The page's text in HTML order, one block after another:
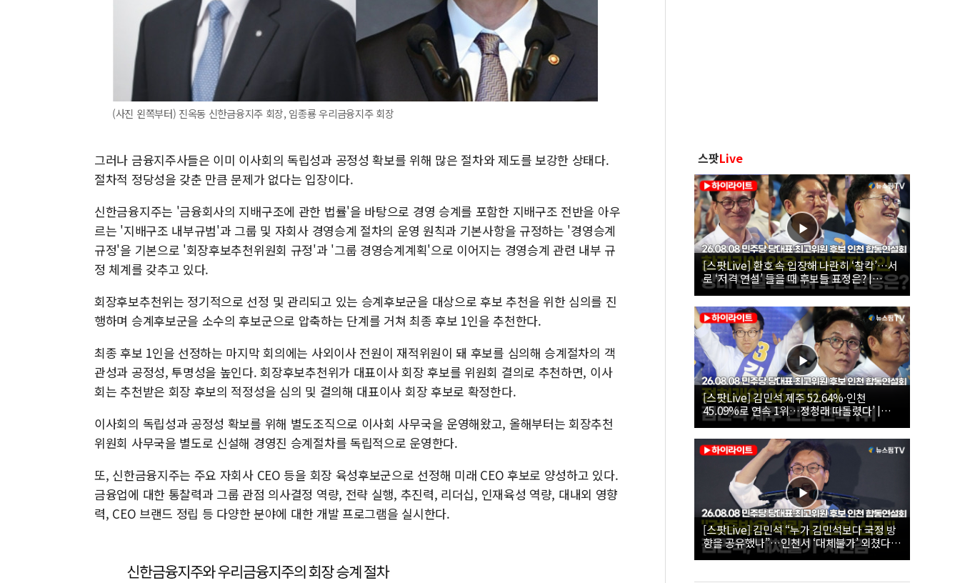
(사진 왼쪽부터) 진옥동 신한금융지주 회장, 임종룡 우리금융지주 회장
그러나 금융지주사들은 이미 이사회의 독립성과 공정성 확보를 위해 많은 절차와 제도를 보강한 상태다.
절차적 정당성을 갖춘 만큼 문제가 없다는 입장이다.
신한금융지주는 '금융회사의 지배구조에 관한 법률'을 바탕으로 경영 승계를 포함한 지배구조 전반을 아우
르는 '지배구조 내부규범'과 그룹 및 자회사 경영승계 절차의 운영 원칙과 기본사항을 규정하는 '경영승계
규정'을 기본으로 '회장후보추천위원회 규정'과 '그룹 경영승계계획'으로 이어지는 경영승계 관련 내부 규
정 체계를 갖추고 있다.
회장후보추천위는 정기적으로 선정 및 관리되고 있는 승계후보군을 대상으로 후보 추천을 위한 심의를 진
행하며 승계후보군을 소수의 후보군으로 압축하는 단계를 거쳐 최종 후보 1인을 추천한다.
최종 후보 1인을 선정하는 마지막 회의에는 사외이사 전원이 재적위원이 돼 후보를 심의해 승계절차의 객
관성과 공정성, 투명성을 높인다. 회장후보추천위가 대표이사 회장 후보를 위원회 결의로 추천하면, 이사
회는 추천받은 회장 후보의 적정성을 심의 및 결의해 대표이사 회장 후보로 확정한다.
이사회의 독립성과 공정성 확보를 위해 별도조직으로 이사회 사무국을 운영해왔고, 올해부터는 회장추천
위원회 사무국을 별도로 신설해 경영진 승계절차를 독립적으로 운영한다.
또, 신한금융지주는 주요 자회사 CEO 등을 회장 육성후보군으로 선정해 미래 CEO 후보로 양성하고 있다.
금융업에 대한 통찰력과 그룹 관점 의사결정 역량, 전략 실행, 추진력, 리더십, 인재육성 역량, 대내외 영향
력, CEO 브랜드 정립 등 다양한 분야에 대한 개발 프로그램을 실시한다.
스팟Live
[스팟Live] 환호 속 입장해 나란히 ‘찰칵’…서
로 ‘저격 연설’ 들을 때 후보들 표정은? |
26.08.08 더불어민주당 당대표·최고위원 후
보 인천 합동연설회
[스팟Live] 김민석 제주 52.64%·인천
45.09%로 연속 1위…정청래 따돌렸다’ |
26.08.08 더불어민주당 당대표·최고위원 후
보 인천 합동연설회
[스팟Live] 김민석 “누가 김민석보다 국정 방
향을 공유했나”…인천서 ‘대체불가’ 외쳤다 |
26.08.08 더불어민주당 당대표·최고위원 후